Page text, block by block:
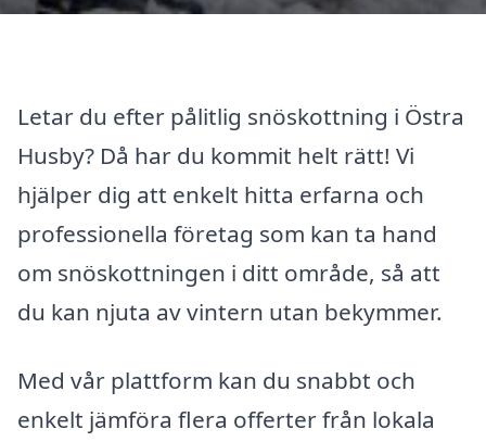
Letar du efter pålitlig snöskottning i Östra
Husby? Då har du kommit helt rätt! Vi
hjälper dig att enkelt hitta erfarna och
professionella företag som kan ta hand
om snöskottningen i ditt område, så att
du kan njuta av vintern utan bekymmer.
Med vår plattform kan du snabbt och
enkelt jämföra flera offerter från lokala